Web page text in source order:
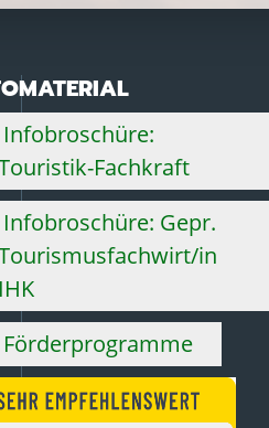
Infobroschüre:
Fachkraft
Infobroschüre: Gepr.
in
IHK
Förderprogramme